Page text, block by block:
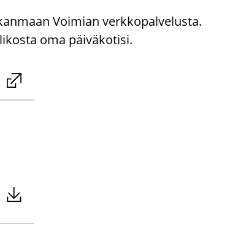
Voimian verkkopalvelusta.
oma päiväkotisi.